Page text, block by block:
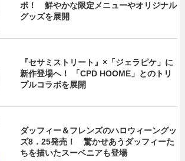
ボ！ 鮮やかな限定メニューやオリジナル
グッズを展開
『セサミストリート』×「ジェラピケ」に
新作登場へ！ 「CPD HOOME」とのトリ
プルコラボを展開
ダッフィー＆フレンズのハロウィーングッ
ズ8．25発売！ 驚かせあうダッフィーた
ちを描いたスーベニアも登場